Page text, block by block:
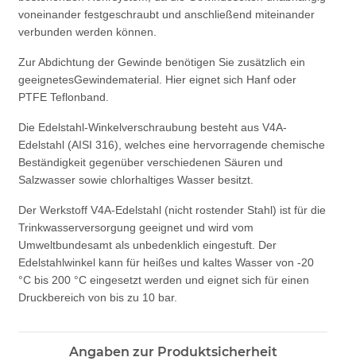
voneinander festgeschraubt und anschließend miteinander
verbunden werden können.
Zur Abdichtung der Gewinde benötigen Sie zusätzlich ein
geeignetesGewindematerial. Hier eignet sich Hanf oder
PTFE Teflonband.
Die Edelstahl-Winkelverschraubung besteht aus V4A-
Edelstahl (AISI 316), welches eine hervorragende chemische
Beständigkeit gegenüber verschiedenen Säuren und
Salzwasser sowie chlorhaltiges Wasser besitzt.
Der Werkstoff V4A-Edelstahl (nicht rostender Stahl) ist für die
Trinkwasserversorgung geeignet und wird vom
Umweltbundesamt als unbedenklich eingestuft. Der
Edelstahlwinkel kann für heißes und kaltes Wasser von -20
°C bis 200 °C eingesetzt werden und eignet sich für einen
Druckbereich von bis zu 10 bar.
Angaben zur Produktsicherheit